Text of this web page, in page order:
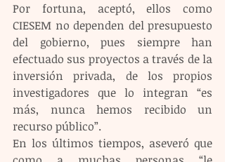
Por fortuna, aceptó, ellos como
CIESEM no dependen del presupuesto
del gobierno, pues siempre han
efectuado sus proyectos a través de la
inversión privada, de los propios
investigadores que lo integran “es
más, nunca hemos recibido un
recurso público”.
En los últimos tiempos, aseveró que